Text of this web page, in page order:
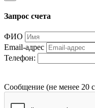
Запрос счета
ФИО
Email-адрес
Телефон:
Сообщение (не менее 20